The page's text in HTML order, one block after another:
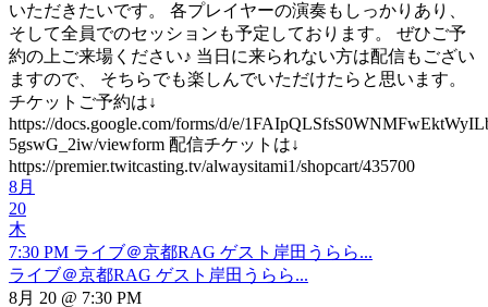
いただきたいです。 各プレイヤーの演奏もしっかりあり、
そして全員でのセッションも予定しております。 ぜひご予
約の上ご来場ください♪ 当日に来られない方は配信もござい
ますので、 そちらでも楽しんでいただけたらと思います。
チケットご予約は↓
https://docs.google.com/forms/d/e/
5gswG_2iw/viewform 配信チケットは↓
https://premier.twitcasting.tv/alwaysitami1/shopcart/435700
8月
20
木
7:30 PM ライブ＠京都RAG ゲスト岸田うらら...
ライブ＠京都RAG ゲスト岸田うらら...
8月 20 @ 7:30 PM